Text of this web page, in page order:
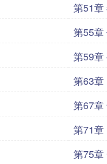
第51章
第55章
第59章
第63章
第67章
第71章
第75章